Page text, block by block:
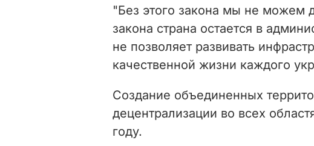
"Без этого закона мы не можем
закона страна остается в
не позволяет развивать
качественной жизни каждого
Создание объединенных
децентрализации во всех
году.